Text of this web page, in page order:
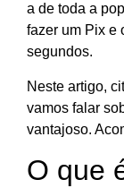
a de toda a
fazer um Pix e
segundos.
Neste artigo,
vamos falar
vantajoso.
O que